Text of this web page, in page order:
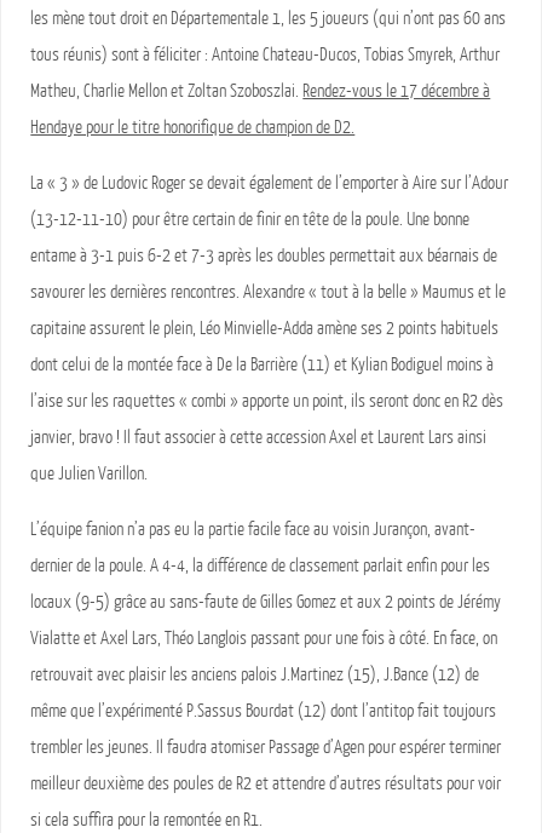
les mène tout droit en Départementale 1, les 5 joueurs (qui n’ont pas 60 ans
tous réunis) sont à féliciter : Antoine Chateau-Ducos, Tobias Smyrek, Arthur
Matheu, Charlie Mellon et Zoltan Szoboszlai. Rendez-vous le 17 décembre à
Hendaye pour le titre honorifique de champion de D2.
La « 3 » de Ludovic Roger se devait également de l’emporter à Aire sur l’Adour
(13-12-11-10) pour être certain de finir en tête de la poule. Une bonne
entame à 3-1 puis 6-2 et 7-3 après les doubles permettait aux béarnais de
savourer les dernières rencontres. Alexandre « tout à la belle » Maumus et le
capitaine assurent le plein, Léo Minvielle-Adda amène ses 2 points habituels
dont celui de la montée face à De la Barrière (11) et Kylian Bodiguel moins à
l’aise sur les raquettes « combi » apporte un point, ils seront donc en R2 dès
janvier, bravo ! Il faut associer à cette accession Axel et Laurent Lars ainsi
que Julien Varillon.
L’équipe fanion n’a pas eu la partie facile face au voisin Jurançon, avant-
dernier de la poule. A 4-4, la différence de classement parlait enfin pour les
locaux (9-5) grâce au sans-faute de Gilles Gomez et aux 2 points de Jérémy
Vialatte et Axel Lars, Théo Langlois passant pour une fois à côté. En face, on
retrouvait avec plaisir les anciens palois J.Martinez (15), J.Bance (12) de
même que l’expérimenté P.Sassus Bourdat (12) dont l’antitop fait toujours
trembler les jeunes. Il faudra atomiser Passage d’Agen pour espérer terminer
meilleur deuxième des poules de R2 et attendre d’autres résultats pour voir
si cela suffira pour la remontée en R1.